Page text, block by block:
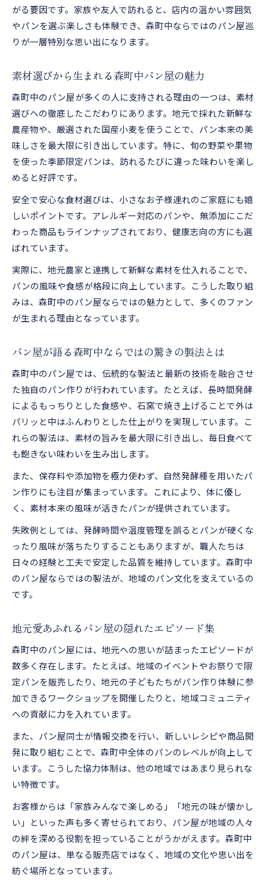
パン屋の歴史から見える森町中の魅力とは
森町中で育まれるパン屋の情熱と挑戦
パン屋の工夫が森町中で生んだ逸話を紹介
パン屋ごとの個性を味わう森町中散策の魅力
家族連れも楽しめる森町中パン屋巡りのコツ
パン屋巡り体験が森町中で深まるポイント
森町中のパン屋で人気の味の秘密を解説
パン屋ファンが語る森町中のおすすめコース
パン屋発・森町中を彩る味わいの旅
森町中のパン屋が提案する新しい味の魅力
パン屋巡りで広がる森町中の食の世界
森町中パン屋発のおすすめグルメ体験記
パン屋の香りが誘う森町中の散策ルート
森町中で出会うパン屋の感動エピソード
がる要因です。家族や友人で訪れると、店内の温かい雰囲気
やパンを選ぶ楽しさも体験でき、森町中ならではのパン屋巡
りが一層特別な思い出になります。
素材選びから生まれる森町中パン屋の魅力
森町中のパン屋が多くの人に支持される理由の一つは、素材
選びへの徹底したこだわりにあります。地元で採れた新鮮な
農産物や、厳選された国産小麦を使うことで、パン本来の美
味しさを最大限に引き出しています。特に、旬の野菜や果物
を使った季節限定パンは、訪れるたびに違った味わいを楽し
めると好評です。
安全で安心な食材選びは、小さなお子様連れのご家庭にも嬉
しいポイントです。アレルギー対応のパンや、無添加にこだ
わった商品もラインナップされており、健康志向の方にも選
ばれています。
実際に、地元農家と連携して新鮮な素材を仕入れることで、
パンの風味や食感が格段に向上しています。こうした取り組
みは、森町中のパン屋ならではの魅力として、多くのファン
が生まれる理由となっています。
パン屋が語る森町中ならではの驚きの製法とは
森町中のパン屋では、伝統的な製法と最新の技術を融合させ
た独自のパン作りが行われています。たとえば、長時間発酵
によるもっちりとした食感や、石窯で焼き上げることで外は
パリッと中はふんわりとした仕上がりを実現しています。こ
れらの製法は、素材の旨みを最大限に引き出し、毎日食べて
も飽きない味わいを生み出します。
また、保存料や添加物を極力使わず、自然発酵種を用いたパ
ン作りにも注目が集まっています。これにより、体に優し
く、素材本来の風味が活きたパンが提供されています。
失敗例としては、発酵時間や温度管理を誤るとパンが硬くな
ったり風味が落ちたりすることもありますが、職人たちは
日々の経験と工夫で安定した品質を維持しています。森町中
のパン屋ならではの製法が、地域のパン文化を支えているの
です。
地元愛あふれるパン屋の隠れたエピソード集
森町中のパン屋には、地元への思いが詰まったエピソードが
数多く存在します。たとえば、地域のイベントやお祭りで限
定パンを販売したり、地元の子どもたちがパン作り体験に参
加できるワークショップを開催したりと、地域コミュニティ
への貢献に力を入れています。
また、パン屋同士が情報交換を行い、新しいレシピや商品開
発に取り組むことで、森町中全体のパンのレベルが向上して
います。こうした協力体制は、他の地域ではあまり見られな
い特徴です。
お客様からは「家族みんなで楽しめる」「地元の味が懐かし
い」といった声も多く寄せられており、パン屋が地域の人々
の絆を深める役割を担っていることがうかがえます。森町中
のパン屋は、単なる販売店ではなく、地域の文化や思い出を
紡ぐ場所となっています。